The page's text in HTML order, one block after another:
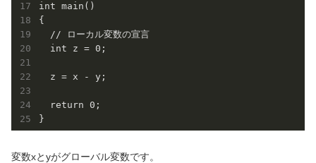
int main()
{
  // ローカル変数の宣言
  int z = 0;
  z = x - y;
  return 0;
変数xとyがグローバル変数です。